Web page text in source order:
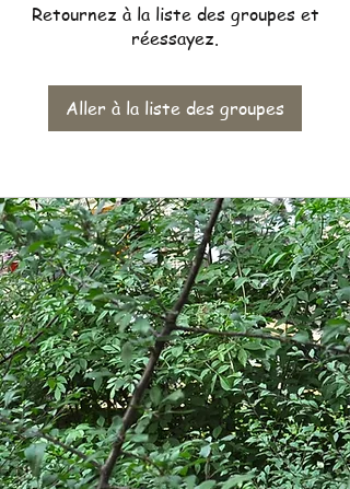
Retournez à la liste des groupes et
réessayez.
Aller à la liste des groupes